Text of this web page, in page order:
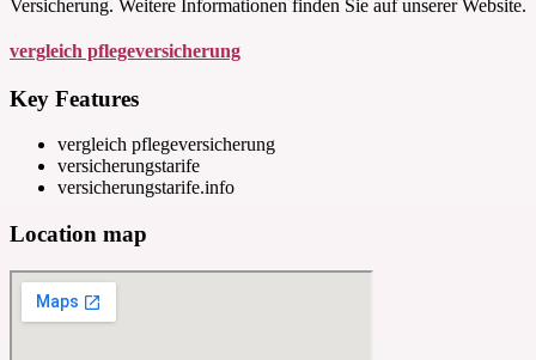
Versicherung. Weitere Informationen finden Sie auf unserer Website.
vergleich pflegeversicherung
Key Features
vergleich pflegeversicherung
versicherungstarife
versicherungstarife.info
Location map